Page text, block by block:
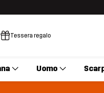
Tessera regalo
Uomo